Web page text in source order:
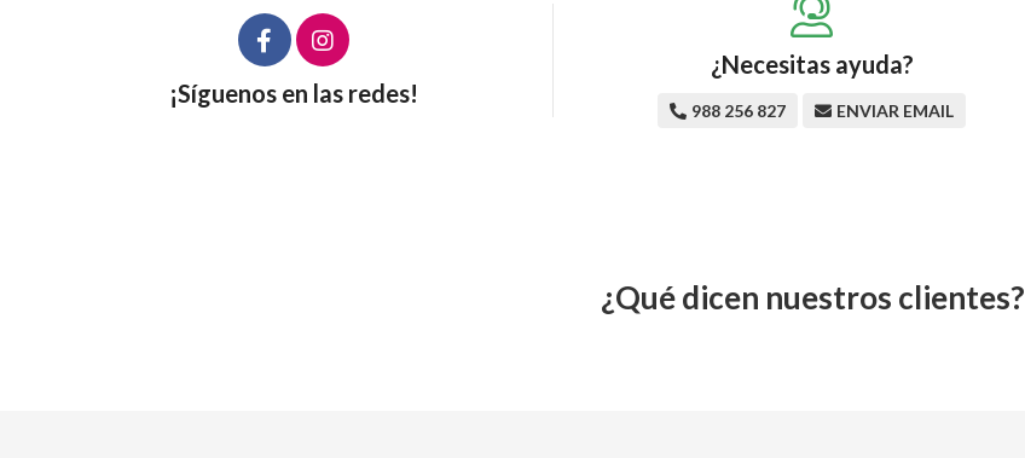
¡Síguenos en las redes!
¿Necesitas ayuda?
988 256 827 ENVIAR EMAIL
¿Qué dicen nuestros clientes?